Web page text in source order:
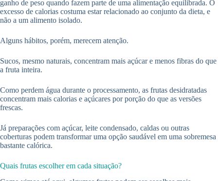
ganho de peso quando fazem parte de uma alimentação equilibrada. O
excesso de calorias costuma estar relacionado ao conjunto da dieta, e
não a um alimento isolado.
Alguns hábitos, porém, merecem atenção.
Sucos, mesmo naturais, concentram mais açúcar e menos fibras do que
a fruta inteira.
Como perdem água durante o processamento, as frutas desidratadas
concentram mais calorias e açúcares por porção do que as versões
frescas.
Já preparações com açúcar, leite condensado, caldas ou outras
coberturas podem transformar uma opção saudável em uma sobremesa
bastante calórica.
Quais frutas escolher em cada situação?